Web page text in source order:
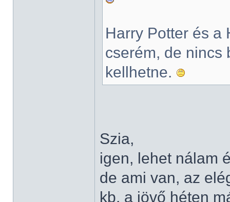
Harry Potter és a
cserém, de nincs
kellhetne.
Szia,
igen, lehet nálam
de ami van, az
kb. a jövő héten